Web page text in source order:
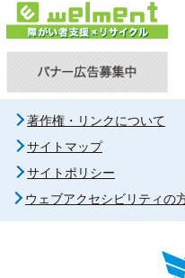
著作権・リンクについて
サイトマップ
サイトポリシー
ウェブアクセシビリティの